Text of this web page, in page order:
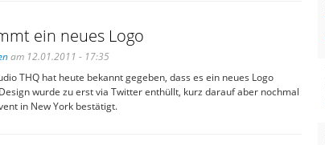
ein neues Logo
am 12.01.2011 - 17:35
THQ hat heute bekannt gegeben, dass es ein neues Logo
wurde zu erst via Twitter enthüllt, kurz darauf aber nochmal
in New York bestätigt.